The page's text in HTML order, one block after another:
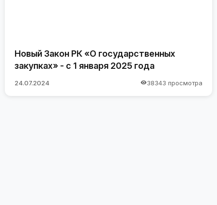
Новый Закон РК «О государственных
закупках» - с 1 января 2025 года
24.07.2024 38343 просмотра